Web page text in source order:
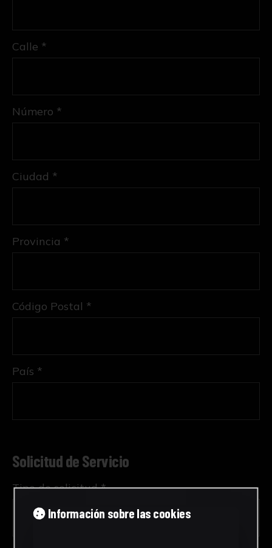
Calle *
Número *
Ciudad *
Provincia *
Código Postal *
País *
Solicitud de Servicio
Tipo de solicitud *
Información sobre las cookies